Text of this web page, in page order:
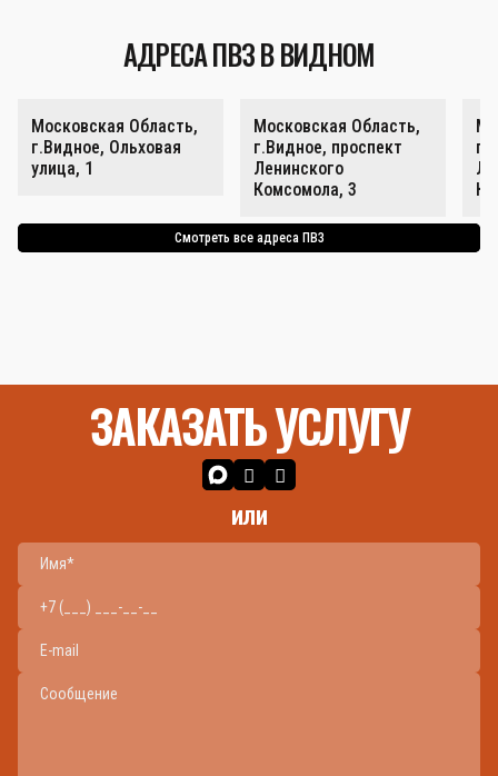
АДРЕСА ПВЗ В ВИДНОМ
Московская Область,
г.Видное, Ольховая
улица, 1
Московская Область,
г.Видное, проспект
Ленинского
Комсомола, 3
Смотреть все адреса ПВЗ
ЗАКАЗАТЬ УСЛУГУ
или